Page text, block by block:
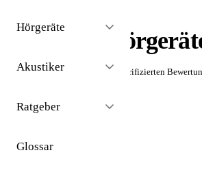
Hörgeräte
Akustiker
Ratgeber
Glossar
Westend
☆☆☆☆☆ Noch keine verifizierten